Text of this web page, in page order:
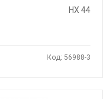
HX 44
Код: 56988-3